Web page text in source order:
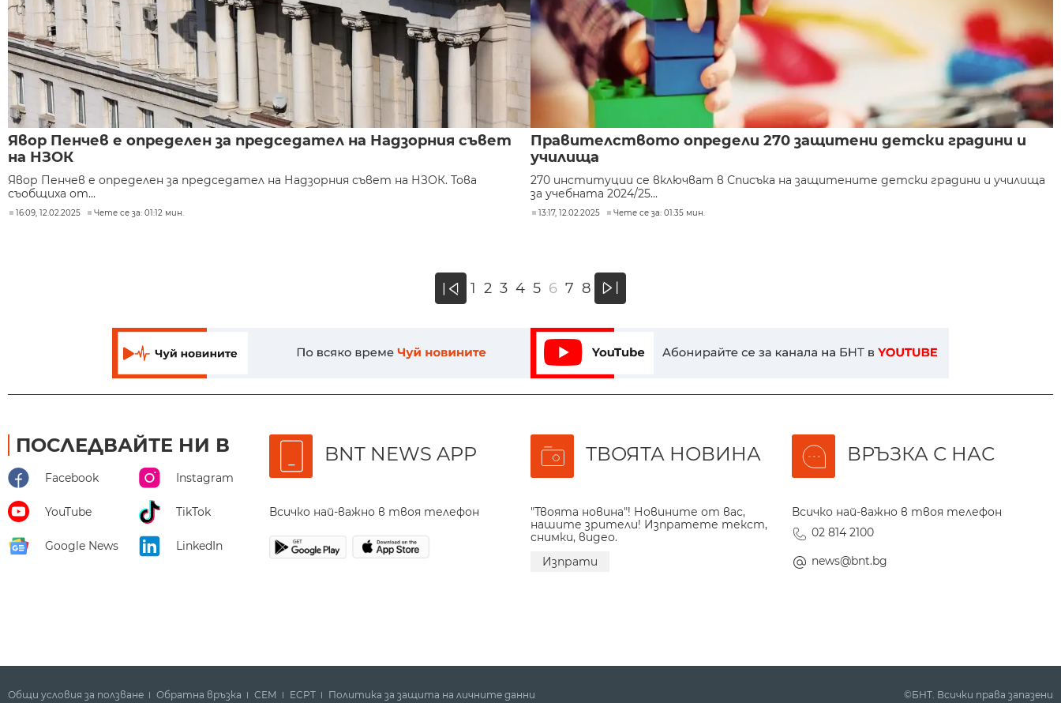
Явор Пенчев е определен за председател на Надзорния съвет
на НЗОК
Явор Пенчев е определен за председател на Надзорния съвет на НЗОК. Това
съобщиха от...
16:09, 12.02.2025 Чете се за: 01:12 мин.
Правителството определи 270 защитени детски градини и
училища
270 институции се включват в Списъка на защитените детски градини и училища
за учебната 2024/25...
13:17, 12.02.2025 Чете се за: 01:35 мин.
« 1 2 3 4 5 6 7 8 »
ПОСЛЕДВАЙТЕ НИ В
Facebook Instagram
YouTube TikTok
Google News LinkedIn
BNT NEWS APP
Всичко най-важно в твоя телефон
ТВОЯТА НОВИНА
"Твоята новина"! Новините от вас,
нашите зрители! Изпратете текст,
снимки, видео.
Изпрати
ВРЪЗКА С НАС
Всичко най-важно в твоя телефон
02 814 2100
news@bnt.bg
Общи условия за ползване Обратна връзка СЕМ ECPT Политика за защита на личните данни ©БНТ. Всички права запазени